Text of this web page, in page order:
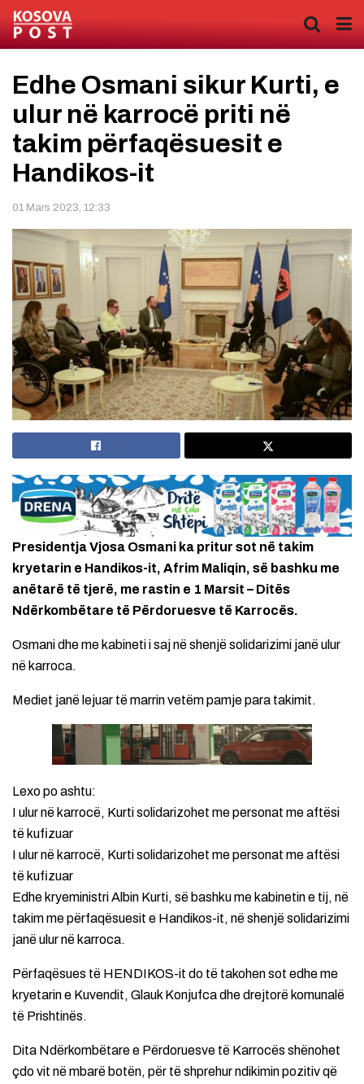
Edhe Osmani sikur Kurti, e
ulur në karrocë priti në
takim përfaqësuesit e
Handikos-it
01 Mars 2023, 12:33
Presidentja Vjosa Osmani ka pritur sot në takim
kryetarin e Handikos-it, Afrim Maliqin, së bashku me
anëtarë të tjerë, me rastin e 1 Marsit – Ditës
Ndërkombëtare të Përdoruesve të Karrocës.
Osmani dhe me kabineti i saj në shenjë solidarizimi janë ulur
në karroca.
Mediet janë lejuar të marrin vetëm pamje para takimit.
Lexo po ashtu:
I ulur në karrocë, Kurti solidarizohet me personat me aftësi
të kufizuar
I ulur në karrocë, Kurti solidarizohet me personat me aftësi
të kufizuar
Edhe kryeministri Albin Kurti, së bashku me kabinetin e tij, në
takim me përfaqësuesit e Handikos-it, në shenjë solidarizimi
janë ulur në karroca.
Përfaqësues të HENDIKOS-it do të takohen sot edhe me
kryetarin e Kuvendit, Glauk Konjufca dhe drejtorë komunalë
të Prishtinës.
Dita Ndërkombëtare e Përdoruesve të Karrocës shënohet
çdo vit në mbarë botën, për të shprehur ndikimin pozitiv që